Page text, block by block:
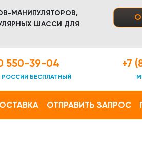
МАНИПУЛЯТОРОВ,
ШАССИ ДЛЯ
550-39-04
БЕСПЛАТНЫЙ
+7
ОТПРАВИТЬ ЗАПРОС